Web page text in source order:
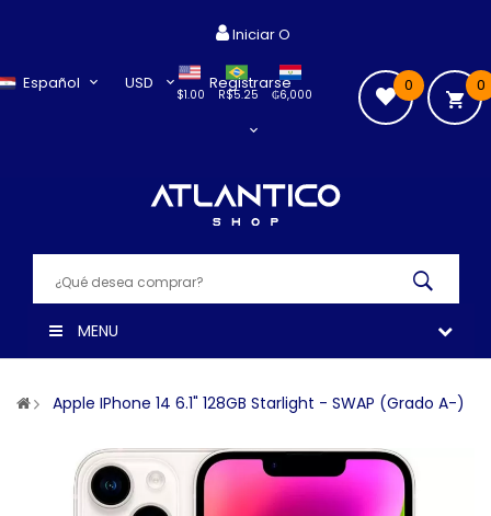
Español USD
$1.00 ₲6,000
R$5.25
Iniciar O
Registrarse 0
0
MENU
Apple IPhone 14 6.1" 128GB Starlight - SWAP (Grado A-)